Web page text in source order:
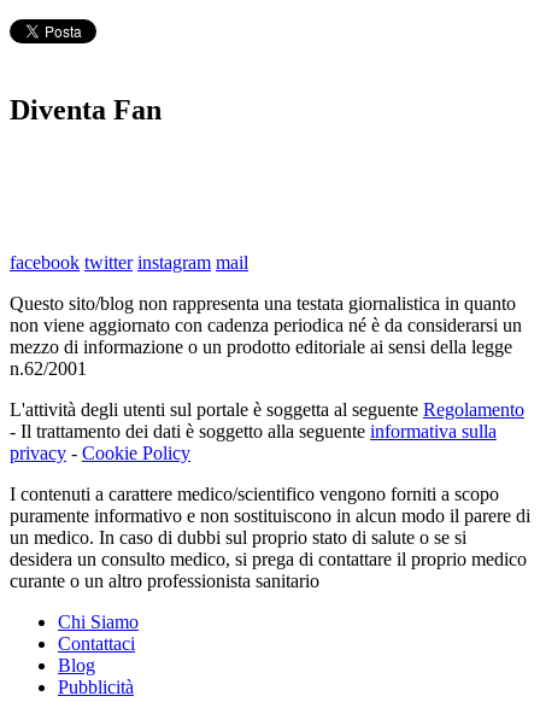
Diventa Fan
facebook twitter instagram mail
Questo sito/blog non rappresenta una testata giornalistica in quanto
non viene aggiornato con cadenza periodica né è da considerarsi un
mezzo di informazione o un prodotto editoriale ai sensi della legge
n.62/2001
L'attività degli utenti sul portale è soggetta al seguente Regolamento
- Il trattamento dei dati è soggetto alla seguente informativa sulla
privacy - Cookie Policy
I contenuti a carattere medico/scientifico vengono forniti a scopo
puramente informativo e non sostituiscono in alcun modo il parere di
un medico. In caso di dubbi sul proprio stato di salute o se si
desidera un consulto medico, si prega di contattare il proprio medico
curante o un altro professionista sanitario
Chi Siamo
Contattaci
Blog
Pubblicità